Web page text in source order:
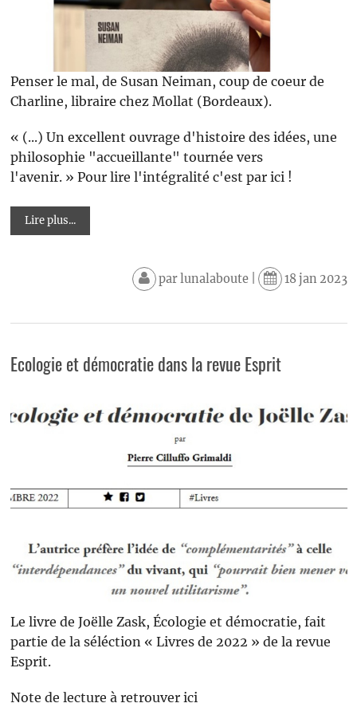
Penser le mal, de Susan Neiman, coup de coeur de
Charline, libraire chez Mollat (Bordeaux).
« (...) Un excellent ouvrage d'histoire des idées, une
philosophie "accueillante" tournée vers
l'avenir. » Pour lire l'intégralité c'est par ici !
Lire plus...
parlunalaboute| 18 jan 2023
Ecologie et démocratie dans la revue Esprit
Le livre de Joëlle Zask, Écologie et démocratie, fait
partie de la séléction « Livres de 2022 » de la revue
Esprit.
Note de lecture à retrouver ici